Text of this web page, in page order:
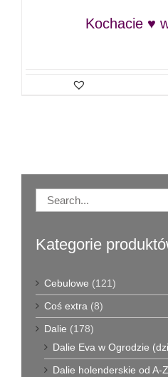
Kochacie ♥
Kategorie
Cebulowe (121)
Coś extra (8)
Dalie (178)
Dalie Eva w Ogrodzie
Dalie holenderskie od A-